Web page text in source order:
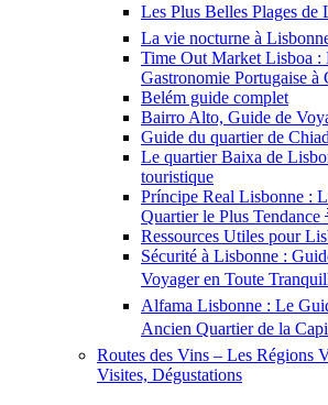
Les Plus Belles Plages
La vie nocturne à
Time Out Market Lisboa :
Gastronomie Portugaise à
Belém guide complet
Bairro Alto, Guide de
Guide du quartier de
Le quartier Baixa de
touristique
Príncipe Real Lisbonne :
Quartier le Plus Tendance
Ressources Utiles pour
Sécurité à Lisbonne :
Voyager en Toute
Alfama Lisbonne : Le
Ancien Quartier de la
Routes des Vins – Les Régions
Visites, Dégustations